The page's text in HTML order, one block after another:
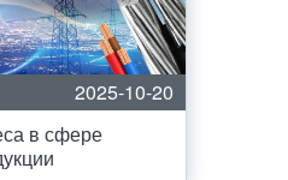
2025-10-20
в сфере